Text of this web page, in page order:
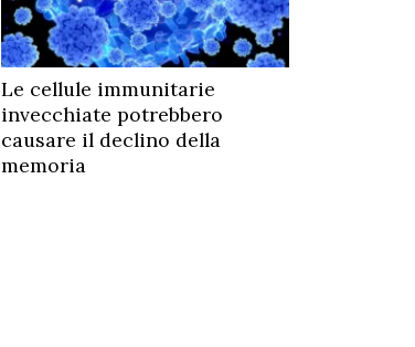
Le cellule immunitarie
invecchiate potrebbero
causare il declino della
memoria